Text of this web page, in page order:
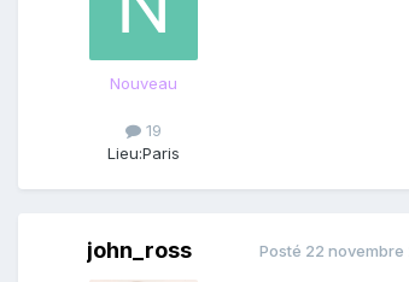
Nouveau
19
Lieu:Paris
john_ross Posté 22 novembre